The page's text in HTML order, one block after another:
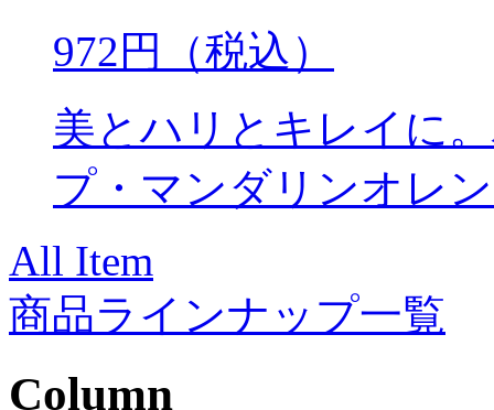
972円（税込）
美とハリとキレイに
プ・マンダリンオレ
All Item
商品ラインナップ一覧
Column